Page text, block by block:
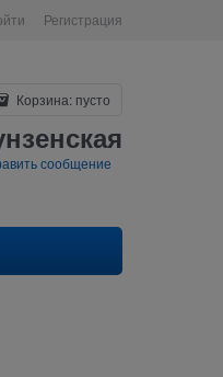
Регистрация
Корзина: пусто
сообщение